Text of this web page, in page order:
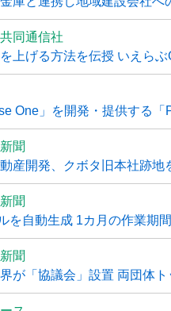
同通信社
上げる方法を伝授 いえらぶ
One」を開発・提供する「
聞
産開発、クボタ旧本社跡地
聞
を自動生成 1カ月の作業期
聞
が「協議会」設置 両団体ト